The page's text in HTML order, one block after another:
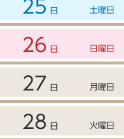
25 日 土曜日
26 日 日曜日
27 日 月曜日
28 日 火曜日